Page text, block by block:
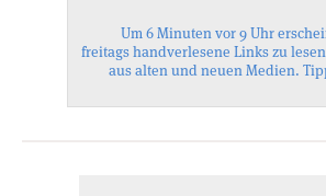
Um 6 Minuten vor 9 Uhr
freitags handverlesene Links zu
aus alten und neuen Medien.